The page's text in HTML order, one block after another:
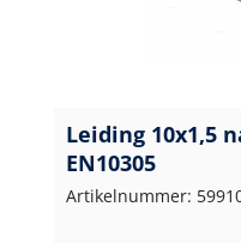
Leiding 10x1,5
EN10305
Artikelnummer: